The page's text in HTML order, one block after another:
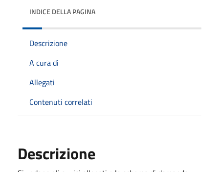
INDICE DELLA PAGINA
Descrizione
A cura di
Allegati
Contenuti correlati
Descrizione